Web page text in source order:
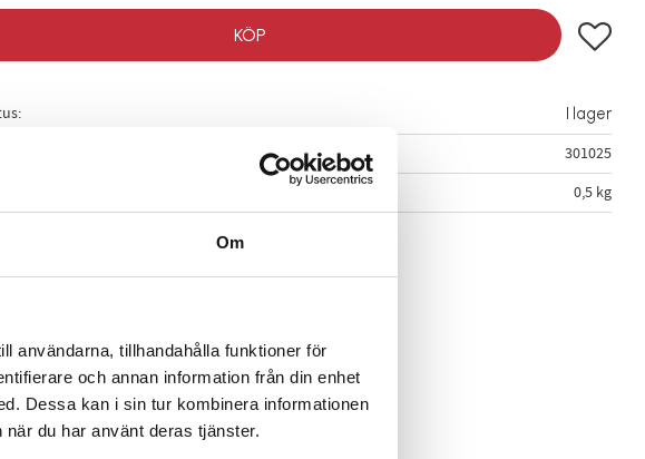
Om
användarna, tillhandahålla funktioner för
och annan information från din enhet
Dessa kan i sin tur kombinera informationen
du har använt deras tjänster.
KÖP Lägg
I lager
301025
0,5 kg